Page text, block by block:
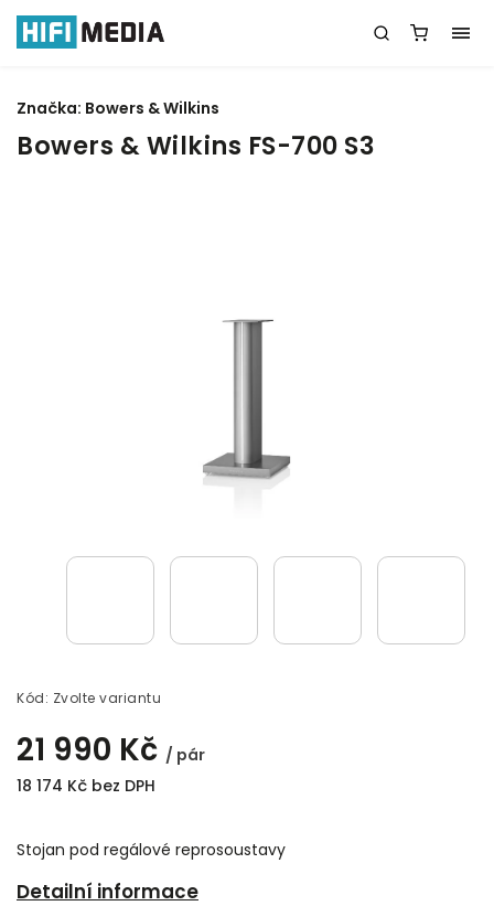
Bowers & Wilkins FS-700 S3
Kód: Zvolte variantu
21 990 Kč / pár
18 174 Kč bez DPH
Stojan pod regálové reprosoustavy
Detailní informace
Značka: Bowers & Wilkins